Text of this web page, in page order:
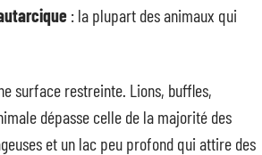
: la plupart des animaux qui
surface restreinte. Lions, buffles,
dépasse celle de la majorité des
et un lac peu profond qui attire des